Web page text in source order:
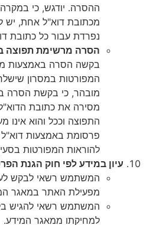
ההסרה. יודגש, כי במקרה שהמשתמש
מכתובת דוא"ל אחת, יש לשלוח
נפרדת עבור כל כתובת דוא"ל.
הסרה מרשימת תפוצה במסרונים.
בקשה הסרה באמצעות מסרון
המפורטות במסרון שישלח על ידי
מובהר, כי בקשת הסרה באמצעות
מסירה את כתובת הדוא"ל של
התפוצה וככל והוא אינו מעוניין לקבל
פרסומת באמצעות דוא"ל עליו
להוראות המפורטות בסעיף 9.1
במידע לפי חוק הגנת הפרטיות, תשמ"א-
המשתמש רשאי לבקש לעיין בפרטיו
מפעילת האתר במאגר המידע שלו.
המשתמש רשאי להגיש בקשה לתיקון
למחיקתו ממאגר המידע.